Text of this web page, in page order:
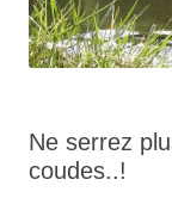
Ne serrez
coudes..!